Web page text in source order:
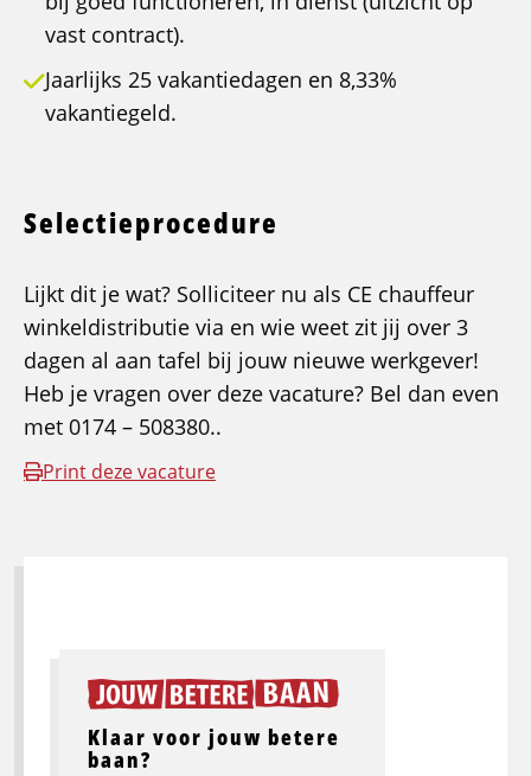
vast contract).
Jaarlijks 25 vakantiedagen en 8,33%
vakantiegeld.
Selectieprocedure
Lijkt dit je wat? Solliciteer nu als CE chauffeur
winkeldistributie via en wie weet zit jij over 3
dagen al aan tafel bij jouw nieuwe werkgever!
Heb je vragen over deze vacature? Bel dan even
met 0174 – 508380..
Print deze vacature
Klaar voor jouw betere
baan?